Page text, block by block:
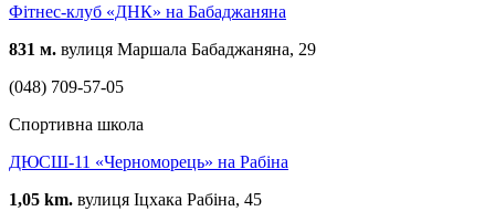
Фітнес-клуб «ДНК» на Бабаджаняна
831 м. вулиця Маршала Бабаджаняна, 29
(048) 709-57-05
Спортивна школа
ДЮСШ-11 «Черноморець» на Рабіна
1,05 km. вулиця Іцхака Рабіна, 45